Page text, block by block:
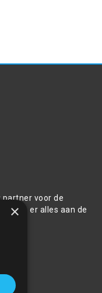
partner voor de
doen er alles aan de
×